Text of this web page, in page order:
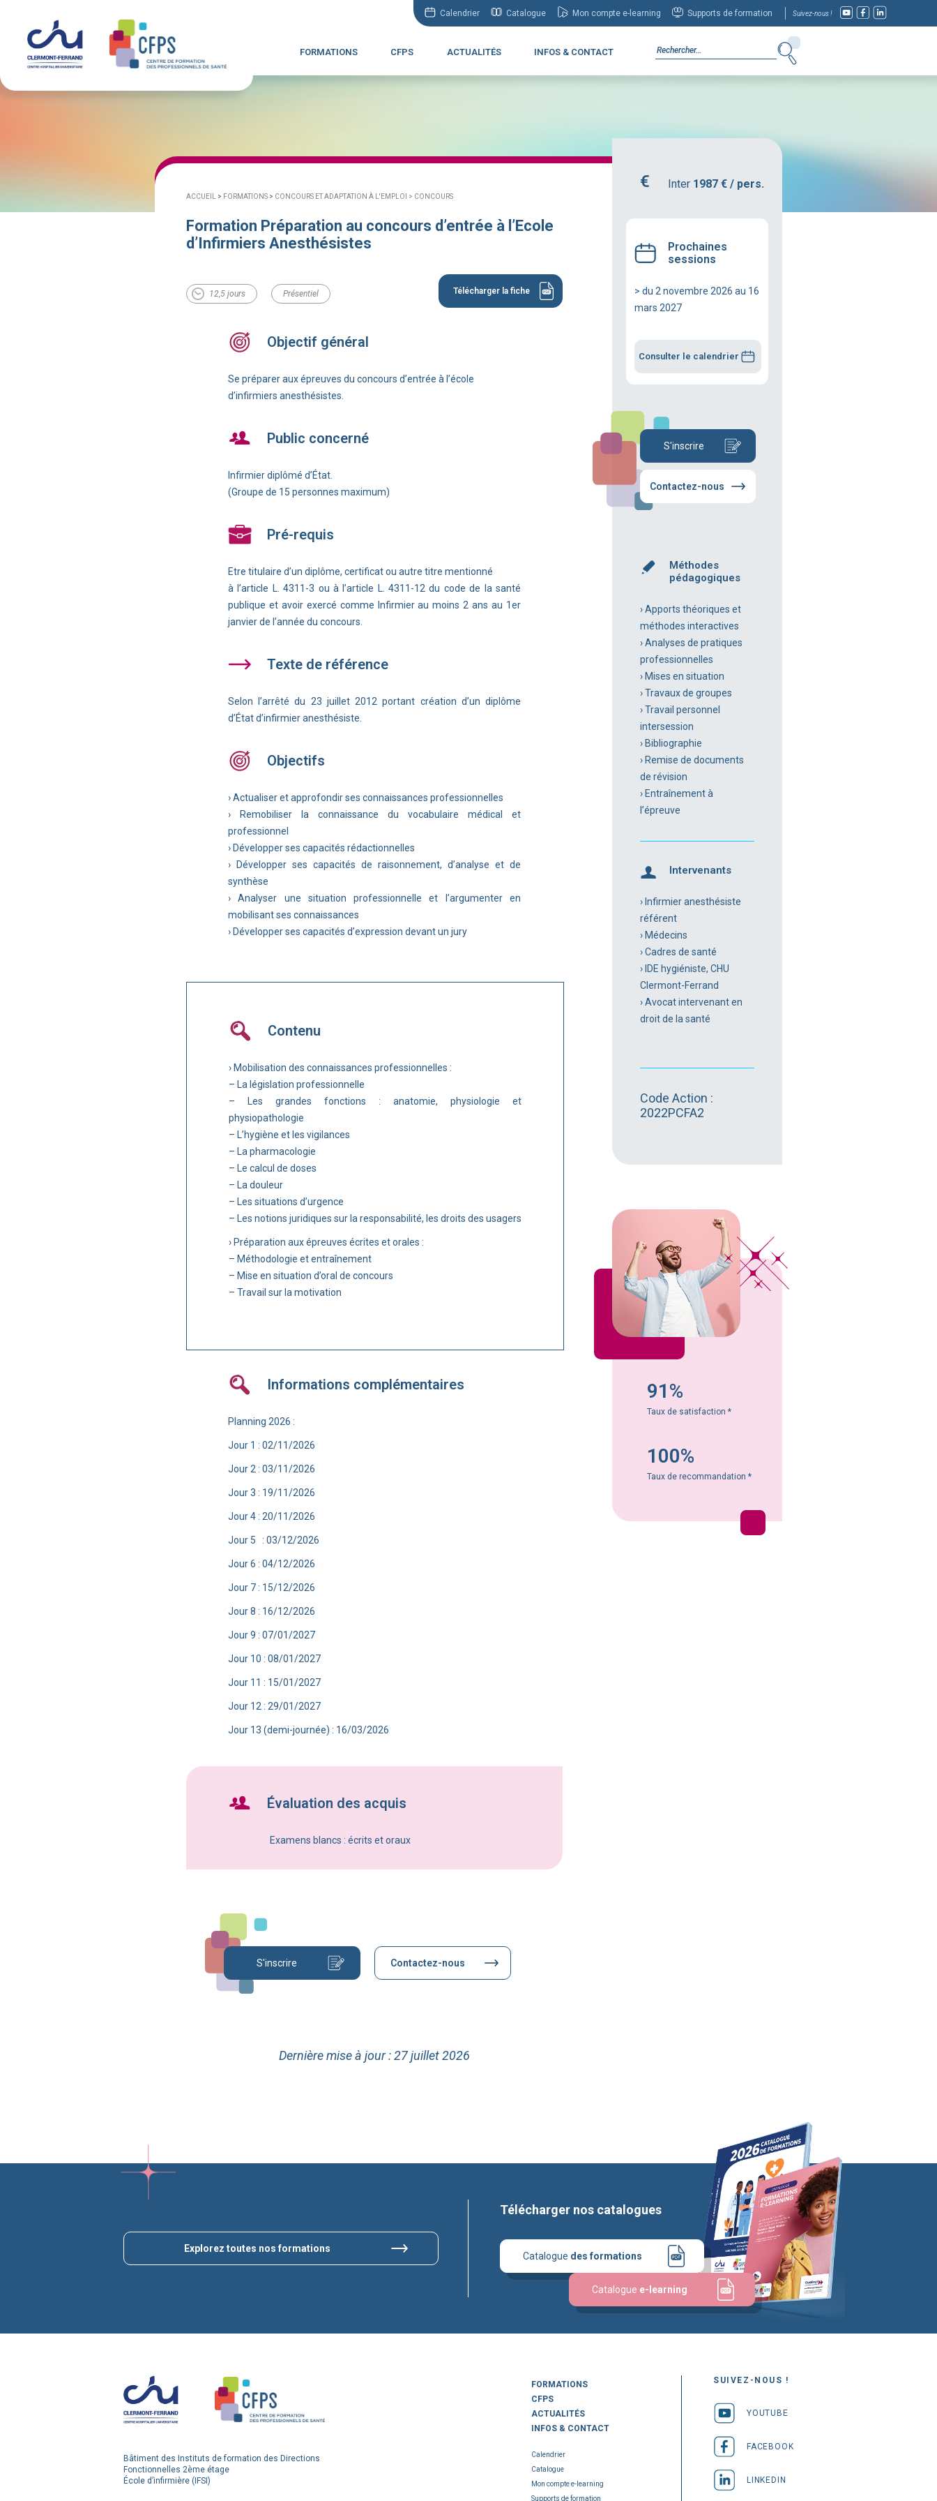
Calendrier Catalogue Mon compte e-learning Supports de formation Suivez-nous !
FORMATIONS CFPS ACTUALITÉS INFOS & CONTACT
ACCUEIL > FORMATIONS > CONCOURS ET ADAPTATION À L'EMPLOI > CONCOURS
Formation Préparation au concours d’entrée à l’Ecole
d’Infirmiers Anesthésistes
12,5 jours Présentiel Télécharger la fiche
Objectif général
Se préparer aux épreuves du concours d’entrée à l’école
d’infirmiers anesthésistes.
Public concerné
Infirmier diplômé d’État.
(Groupe de 15 personnes maximum)
Pré-requis
Etre titulaire d’un diplôme, certificat ou autre titre mentionné
à l’article L. 4311-3 ou à l’article L. 4311-12 du code de la santé
publique et avoir exercé comme Infirmier au moins 2 ans au 1er
janvier de l’année du concours.
Texte de référence
Selon l’arrêté du 23 juillet 2012 portant création d’un diplôme
d’État d’infirmier anesthésiste.
Objectifs
› Actualiser et approfondir ses connaissances professionnelles
› Remobiliser la connaissance du vocabulaire médical et
professionnel
› Développer ses capacités rédactionnelles
› Développer ses capacités de raisonnement, d’analyse et de
synthèse
› Analyser une situation professionnelle et l’argumenter en
mobilisant ses connaissances
› Développer ses capacités d’expression devant un jury
Contenu
› Mobilisation des connaissances professionnelles :
– La législation professionnelle
– Les grandes fonctions : anatomie, physiologie et
physiopathologie
– L’hygiène et les vigilances
– La pharmacologie
– Le calcul de doses
– La douleur
– Les situations d’urgence
– Les notions juridiques sur la responsabilité, les droits des usagers
› Préparation aux épreuves écrites et orales :
– Méthodologie et entraînement
– Mise en situation d’oral de concours
– Travail sur la motivation
Informations complémentaires
Planning 2026 :
Jour 1 : 02/11/2026
Jour 2 : 03/11/2026
Jour 3 : 19/11/2026
Jour 4 : 20/11/2026
Jour 5 : 03/12/2026
Jour 6 : 04/12/2026
Jour 7 : 15/12/2026
Jour 8 : 16/12/2026
Jour 9 : 07/01/2027
Jour 10 : 08/01/2027
Jour 11 : 15/01/2027
Jour 12 : 29/01/2027
Jour 13 (demi-journée) : 16/03/2026
Évaluation des acquis
Examens blancs : écrits et oraux
S'inscrire Contactez-nous
Dernière mise à jour : 27 juillet 2026
Inter 1987 € / pers.
Prochaines
sessions
> du 2 novembre 2026 au 16
mars 2027
Consulter le calendrier
S'inscrire
Contactez-nous
Méthodes
pédagogiques
› Apports théoriques et
méthodes interactives
› Analyses de pratiques
professionnelles
› Mises en situation
› Travaux de groupes
› Travail personnel
intersession
› Bibliographie
› Remise de documents
de révision
› Entraînement à
l’épreuve
Intervenants
› Infirmier anesthésiste
référent
› Médecins
› Cadres de santé
› IDE hygiéniste, CHU
Clermont-Ferrand
› Avocat intervenant en
droit de la santé
Code Action :
2022PCFA2
91%
Taux de satisfaction *
100%
Taux de recommandation *
Explorez toutes nos formations
Télécharger nos catalogues
Catalogue des formations
Catalogue e-learning
Bâtiment des Instituts de formation des Directions
Fonctionnelles 2ème étage
École d’infirmière (IFSI)
FORMATIONS
CFPS
ACTUALITÉS
INFOS & CONTACT
Calendrier
Catalogue
Mon compte e-learning
Supports de formation
SUIVEZ-NOUS !
YOUTUBE
FACEBOOK
LINKEDIN